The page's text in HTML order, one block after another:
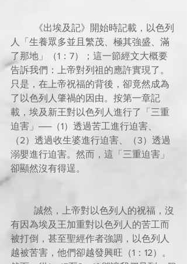
人「生養眾多並且繁茂、極其強盛、滿
了那地」（1：7）；這一節經文大概要
告訴我們：上帝對列祖的應許實現了。
只是，在上帝祝福的背後，卻竟然成為
了以色列人肇禍的因由。按第一章記
載，埃及新王對以色列人進行了「三重
迫害」──（1）透過苦工進行迫害、
（2）透過收生婆進行迫害、（3）透過
溺嬰進行迫害。然而，這「三重迫害」
卻顯然沒有得逞。
有因為埃及王加重對以色列人的苦工而
被打倒，甚至聖經作者強調，以色列人
越被苦害，他們卻越發興旺（1：12）。